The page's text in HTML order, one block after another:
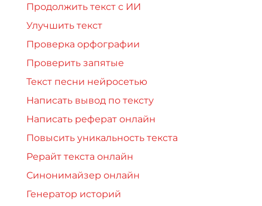
Продолжить текст с ИИ
Улучшить текст
Проверка орфографии
Проверить запятые
Текст песни нейросетью
Написать вывод по тексту
Написать реферат онлайн
Повысить уникальность текста
Рерайт текста онлайн
Синонимайзер онлайн
Генератор историй